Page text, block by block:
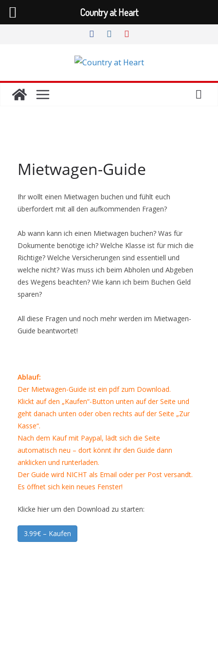
Mietwagen-Guide
Ihr wollt einen Mietwagen buchen und fühlt euch
überfordert mit all den aufkommenden Fragen?
Ab wann kann ich einen Mietwagen buchen? Was für
Dokumente benötige ich? Welche Klasse ist für mich die
Richtige? Welche Versicherungen sind essentiell und
welche nicht? Was muss ich beim Abholen und Abgeben
des Wegens beachten? Wie kann ich beim Buchen Geld
sparen?
All diese Fragen und noch mehr werden im Mietwagen-
Guide beantwortet!
Ablauf:
Der Mietwagen-Guide ist ein pdf zum Download.
Klickt auf den „Kaufen“-Button unten auf der Seite und
geht danach unten oder oben rechts auf der Seite „Zur
Kasse“.
Nach dem Kauf mit Paypal, lädt sich die Seite
automatisch neu – dort könnt ihr den Guide dann
anklicken und runterladen.
Der Guide wird NICHT als Email oder per Post versandt.
Es öffnet sich kein neues Fenster!
Klicke hier um den Download zu starten:
3.99€ – Kaufen
Country at Heart